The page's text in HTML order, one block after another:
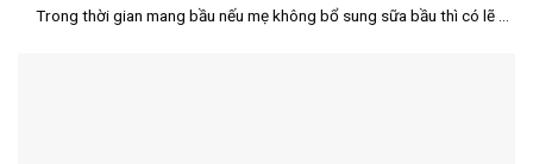
Trong thời gian mang bầu nếu mẹ không bổ sung sữa bầu thì có lẽ ...